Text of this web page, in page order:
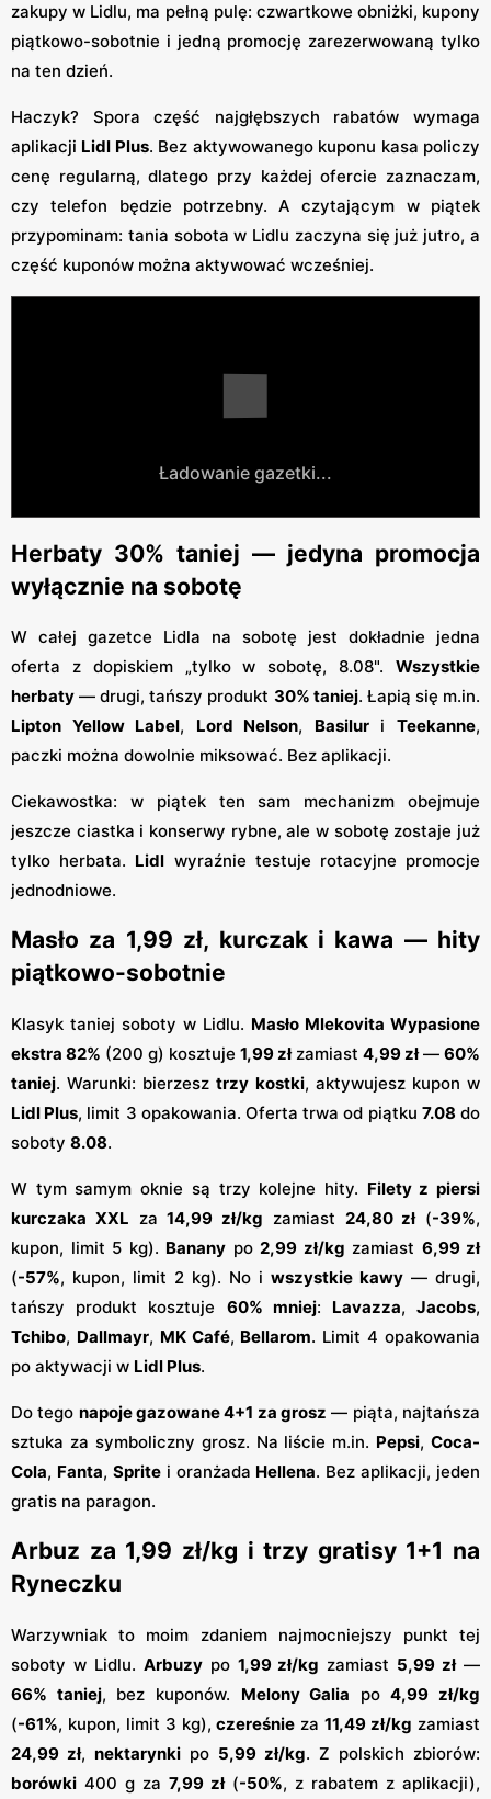
zakupy w Lidlu, ma pełną pulę: czwartkowe obniżki, kupony
piątkowo-sobotnie i jedną promocję zarezerwowaną tylko
na ten dzień.
Haczyk? Spora część najgłębszych rabatów wymaga
aplikacji Lidl Plus. Bez aktywowanego kuponu kasa policzy
cenę regularną, dlatego przy każdej ofercie zaznaczam,
czy telefon będzie potrzebny. A czytającym w piątek
przypominam: tania sobota w Lidlu zaczyna się już jutro, a
część kuponów można aktywować wcześniej.
Ładowanie gazetki...
Herbaty 30% taniej — jedyna promocja
wyłącznie na sobotę
W całej gazetce Lidla na sobotę jest dokładnie jedna
oferta z dopiskiem „tylko w sobotę, 8.08". Wszystkie
herbaty — drugi, tańszy produkt 30% taniej. Łapią się m.in.
Lipton Yellow Label, Lord Nelson, BasiluriTeekanne,
paczki można dowolnie miksować. Bez aplikacji.
Ciekawostka: w piątek ten sam mechanizm obejmuje
jeszcze ciastka i konserwy rybne, ale w sobotę zostaje już
tylko herbata. Lidl wyraźnie testuje rotacyjne promocje
jednodniowe.
Masło za 1,99 zł, kurczak i kawa — hity
piątkowo-sobotnie
Klasyk taniej soboty w Lidlu. Masło Mlekovita Wypasione
ekstra 82% (200 g) kosztuje 1,99 złzamiast 4,99 zł— 60%
taniej. Warunki: bierzesztrzy kostki, aktywujesz kupon w
Lidl Plus, limit 3 opakowania. Oferta trwa od piątku 7.08 do
soboty 8.08.
W tym samym oknie są trzy kolejne hity. Filety z piersi
kurczaka XXL za14,99 zł/kg zamiast 24,80 zł(-39%,
kupon, limit 5 kg). Banany po 2,99 zł/kg zamiast 6,99 zł
(-57%, kupon, limit 2 kg). No i wszystkie kawy — drugi,
tańszy produkt kosztuje 60% mniej: Lavazza,Jacobs,
Tchibo, Dallmayr, MK Café, Bellarom. Limit 4 opakowania
po aktywacji w Lidl Plus.
Do tego napoje gazowane 4+1 za grosz — piąta, najtańsza
sztuka za symboliczny grosz. Na liście m.in. Pepsi, Coca-
Cola, Fanta, Spritei oranżada Hellena. Bez aplikacji, jeden
gratis na paragon.
Arbuz za 1,99 zł/kg i trzy gratisy 1+1 na
Ryneczku
Warzywniak to moim zdaniem najmocniejszy punkt tej
soboty w Lidlu. Arbuzypo 1,99 zł/kg zamiast 5,99 zł—
66% taniej, bez kuponów. Melony Galia po4,99 zł/kg
(-61%, kupon, limit 3 kg),czereśnie za11,49 zł/kg zamiast
24,99 zł, nektarynki po 5,99 zł/kg. Z polskich zbiorów:
borówki 400 g za 7,99 zł(-50%, z rabatem z aplikacji),